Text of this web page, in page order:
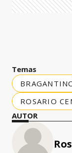
Temas
ROSARIO
AUTOR